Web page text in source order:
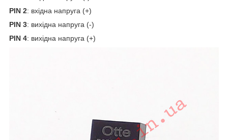
PIN 2: вхідна напруга (+)
PIN 3: вихідна напруга (-)
PIN 4: вихідна напруга (+)